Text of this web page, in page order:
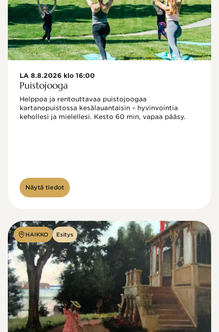
LA 8.8.2026 klo 16:00
Puistojooga
Helppoa ja rentouttavaa puistojoogaa
kartanopuistossa kesälauantaisin – hyvinvointia
kehollesi ja mielellesi. Kesto 60 min, vapaa pääsy.
Näytä tiedot
HAIKKO Esitys